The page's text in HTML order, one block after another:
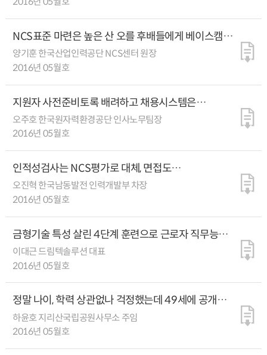
NCS표준 마련은 높은 산 오를 후배들에게 베이스캠프
지어주는 것
양기훈 한국산업인력공단 NCS센터 원장
2016년 05월호
지원자 사전준비토록 배려하고 채용시스템은
직무중심으로 정교화
오주호 한국원자력환경공단 인사노무팀장
2016년 05월호
인적성검사는 NCS평가로 대체, 면접도
경험중심체계로 표준화시켜
오진혁 한국남동발전 인력개발부 차장
2016년 05월호
금형기술 특성 살린 4단계 훈련으로 근로자 직무능력
향상돼
이대근 드림텍솔루션 대표
2016년 05월호
정말 나이, 학력 상관없나 걱정했는데 49세에 공개채용
합격했어요
하윤호 지리산국립공원사무소 주임
2016년 05월호